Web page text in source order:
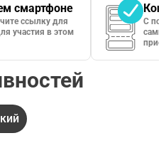
смартфоне
ссылку для
участия в этом
С
сами